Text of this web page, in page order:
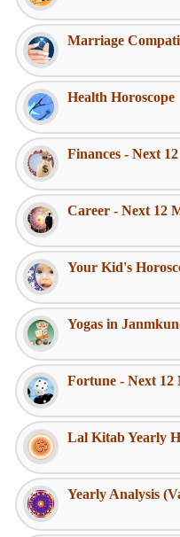
Marriage
Health Horoscope
Finances - Next
Career - Next 12
Your Kid's
Yogas in
Fortune - Next 12
Lal Kitab Yearly
Yearly Analysis